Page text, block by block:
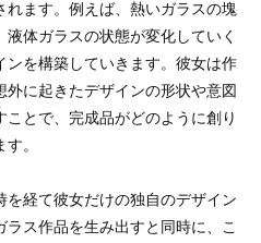
ます。例えば、熱いガラスの塊
体ガラスの状態が変化していく
を構築していきます。彼女は作
に起きたデザインの形状や意図
とで、完成品がどのように創り
。
を経て彼女だけの独自のデザイン
ス作品を生み出すと同時に、こ